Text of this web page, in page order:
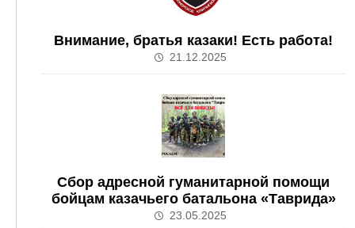
Внимание, братья казаки! Есть работа!
21.12.2025
Сбор адресной гуманитарной помощи
бойцам казачьего батальона «Таврида»
23.05.2025